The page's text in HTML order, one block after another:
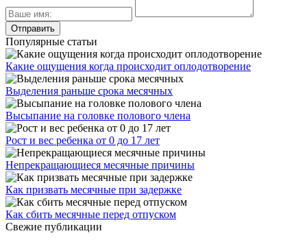
Популярные статьи
Какие ощущения когда происходит оплодотворение
Выделения раньше срока месячных
Высыпание на головке полового члена
Рост и вес ребенка от 0 до 17 лет
Непрекращающиеся месячные причины
Как призвать месячные при задержке
Как сбить месячные перед отпуском
Свежие публикации